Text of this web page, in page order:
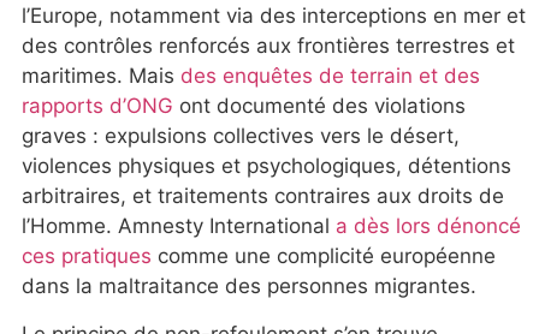
l’Europe, notamment via des interceptions en mer et
des contrôles renforcés aux frontières terrestres et
maritimes. Mais des enquêtes de terrain et des
rapports d’ONG ont documenté des violations
graves : expulsions collectives vers le désert,
violences physiques et psychologiques, détentions
arbitraires, et traitements contraires aux droits de
l’Homme. Amnesty International a dès lors dénoncé
ces pratiques comme une complicité européenne
dans la maltraitance des personnes migrantes.